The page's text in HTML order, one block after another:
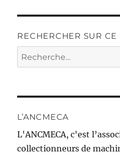
RECHERCHER SUR CE
Recherche
pour :
L’ANCMECA
L'ANCMECA, c'est
collectionneurs de